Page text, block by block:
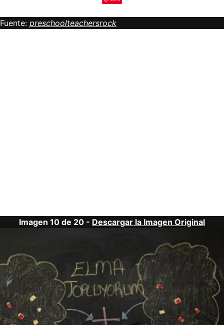
Fuente: preschoolteachersrock
Imagen 10 de 20 - Descargar la Imagen Original